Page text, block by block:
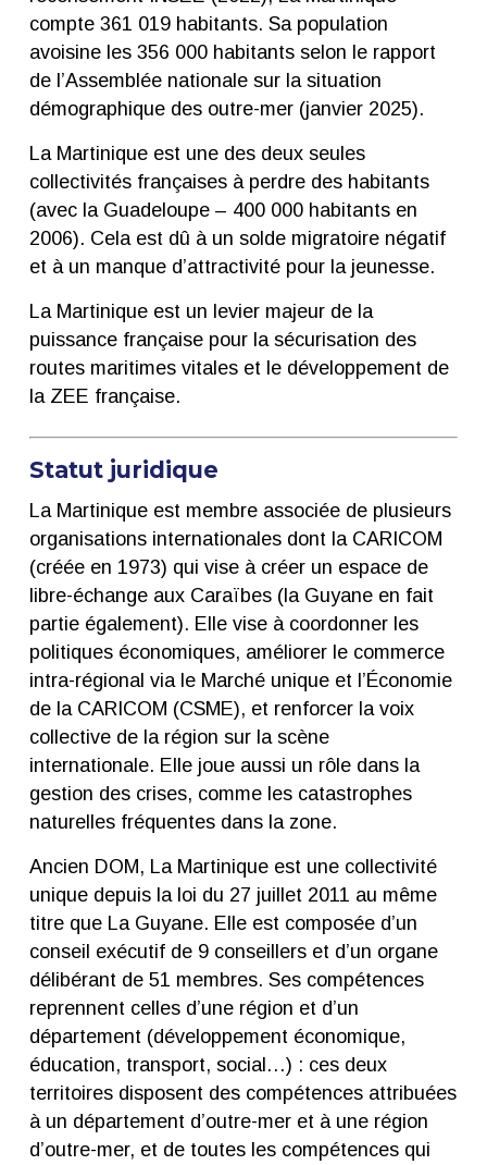
compte 361 019 habitants. Sa population
avoisine les 356 000 habitants selon le rapport
de l’Assemblée nationale sur la situation
démographique des outre-mer (janvier 2025).
La Martinique est une des deux seules
collectivités françaises à perdre des habitants
(avec la Guadeloupe – 400 000 habitants en
2006). Cela est dû à un solde migratoire négatif
et à un manque d’attractivité pour la jeunesse.
La Martinique est un levier majeur de la
puissance française pour la sécurisation des
routes maritimes vitales et le développement de
la ZEE française.
Statut juridique
La Martinique est membre associée de plusieurs
organisations internationales dont la CARICOM
(créée en 1973) qui vise à créer un espace de
libre-échange aux Caraïbes (la Guyane en fait
partie également). Elle vise à coordonner les
politiques économiques, améliorer le commerce
intra-régional via le Marché unique et l’Économie
de la CARICOM (CSME), et renforcer la voix
collective de la région sur la scène
internationale. Elle joue aussi un rôle dans la
gestion des crises, comme les catastrophes
naturelles fréquentes dans la zone.
Ancien DOM, La Martinique est une collectivité
uniquedepuis la loi du 27 juillet 2011 au même
titre que La Guyane. Elle est composée d’un
conseil exécutif de 9 conseillers et d’un organe
délibérant de 51 membres. Ses compétences
reprennent celles d’une région et d’un
département (développement économique,
éducation, transport, social…) : ces deux
territoires disposent des compétences attribuées
à un département d’outre-mer et à une région
d’outre-mer, et de toutes les compétences qui